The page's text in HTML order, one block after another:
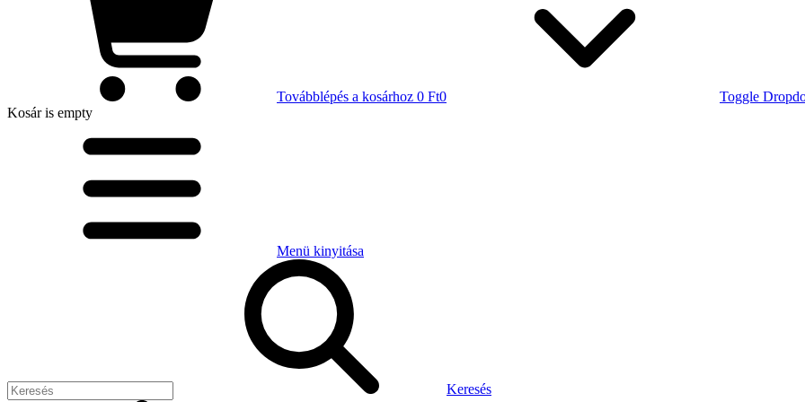
Továbblépés a kosárhoz 0 Ft0
Toggle
Kosáris empty
Menü kinyitása
Keresés